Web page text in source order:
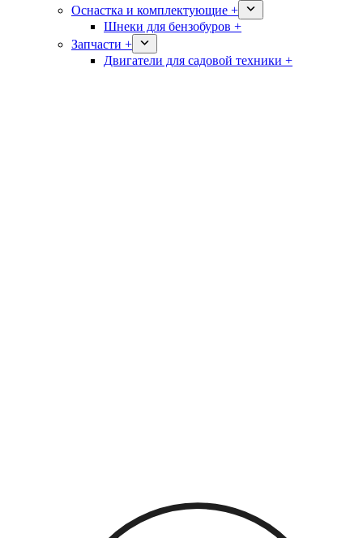
Оснастка и комплектующие +
Шнеки для бензобуров +
Запчасти +
Двигатели для садовой техники +